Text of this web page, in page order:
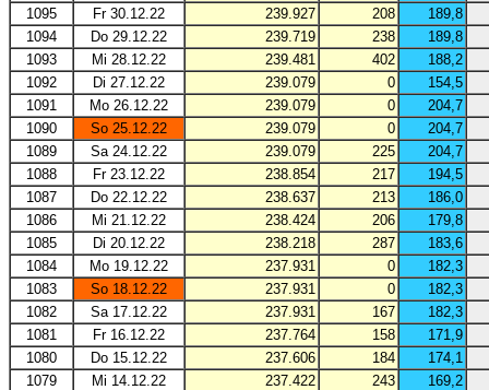
1095
Fr 30.12.22 239.927 208
189,8
1094
Do 29.12.22 239.719 238
189,8
1093
Mi 28.12.22 239.481 402
188,2
1092
Di 27.12.22 239.079 0
154,5
1091
Mo 26.12.22 239.079 0
204,7
1090
So 25.12.22 239.079 0
204,7
1089
Sa 24.12.22 239.079 225
204,7
1088
Fr 23.12.22 238.854 217
194,5
1087
Do 22.12.22 238.637 213
186,0
1086
Mi 21.12.22 238.424 206
179,8
1085
Di 20.12.22 238.218 287
183,6
1084
Mo 19.12.22 237.931 0
182,3
1083
So 18.12.22 237.931 0
182,3
1082
Sa 17.12.22 237.931 167
182,3
1081
Fr 16.12.22 237.764 158
171,9
1080
Do 15.12.22 237.606 184
174,1
1079
Mi 14.12.22 237.422 243
169,2